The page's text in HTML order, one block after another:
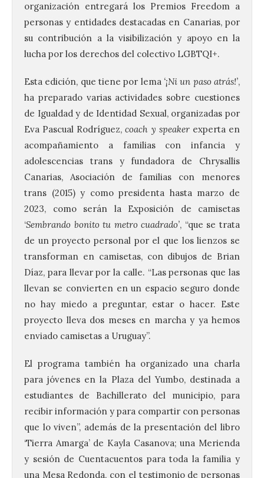
organización entregará los Premios Freedom a
personas y entidades destacadas en Canarias, por
su contribución a la visibilización y apoyo en la
lucha por los derechos del colectivo LGBTQI+.
Esta edición, que tiene por lema ‘¡Ni un paso atrás!’,
ha preparado varias actividades sobre cuestiones
de Igualdad y de Identidad Sexual, organizadas por
Eva Pascual Rodríguez,coach y speakerexperta en
acompañamiento a familias con infancia y
adolescencias trans y fundadora de Chrysallis
Canarias, Asociación de familias con menores
trans (2015) y como presidenta hasta marzo de
2023, como serán la Exposición de camisetas
‘Sembrando bonito tu metro cuadrado’, “que se trata
de un proyecto personal por el que los lienzos se
transforman en camisetas, con dibujos de Brian
Díaz, para llevar por la calle. “Las personas que las
llevan se convierten en un espacio seguro donde
no hay miedo a preguntar, estar o hacer. Este
proyecto lleva dos meses en marcha y ya hemos
enviado camisetas a Uruguay”.
El programa también ha organizado una charla
para jóvenes en la Plaza del Yumbo, destinada a
estudiantes de Bachillerato del municipio, para
recibir información y para compartir con personas
que lo viven”, además de la presentación del libro
‘Tierra Amarga’ de Kayla Casanova; una Merienda
y sesión de Cuentacuentos para toda la familia y
una Mesa Redonda, con el testimonio de personas